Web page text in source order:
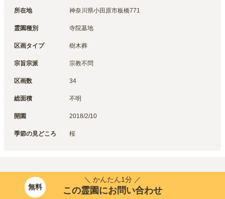
所在地 神奈川県小田原市板橋771
霊園種別 寺院墓地
区画タイプ 樹木葬
宗旨宗派 宗教不問
区画数 34
総面積 不明
開園 2018/2/10
季節の見どころ 桜
無料
＼ かんたん1分 ／
この霊園にお問い合わせ